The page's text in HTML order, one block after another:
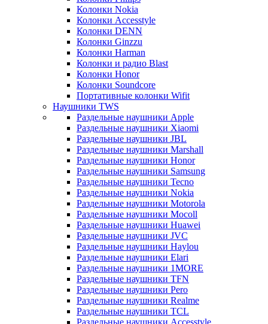
Колонки Nokia
Колонки Accesstyle
Колонки DENN
Колонки Ginzzu
Колонки Harman
Колонки и радио Blast
Колонки Honor
Колонки Soundcore
Портативные колонки Wifit
Наушники TWS
Раздельные наушники Apple
Раздельные наушники Xiaomi
Раздельные наушники JBL
Раздельные наушники Marshall
Раздельные наушники Honor
Раздельные наушники Samsung
Раздельные наушники Tecno
Раздельные наушники Nokia
Раздельные наушники Motorola
Раздельные наушники Mocoll
Раздельные наушники Huawei
Раздельные наушники JVC
Раздельные наушники Haylou
Раздельные наушники Elari
Раздельные наушники 1MORE
Раздельные наушники TFN
Раздельные наушники Pero
Раздельные наушники Realme
Раздельные наушники TCL
Раздельные наушники Accesstyle